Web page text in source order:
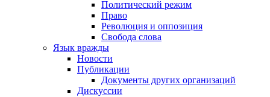
Политический режим
Право
Революция и оппозиция
Свобода слова
Язык вражды
Новости
Публикации
Документы других организаций
Дискуссии